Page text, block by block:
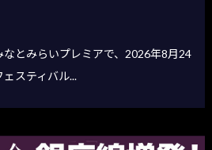
とみらいプレミアで、2026年8月24
スティバル...